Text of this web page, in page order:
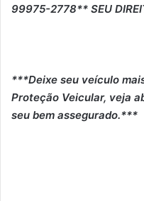
99975-2778** SEU
***Deixe seu veículo
Proteção Veicular, veja
seu bem assegurado.***